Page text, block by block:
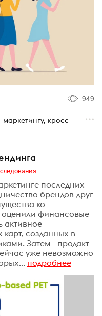
949
кросс-
последних
брендов друг
ко-
оценили финансовые
активное
созданных в
Затем - продакт-
уже невозможно
подробнее